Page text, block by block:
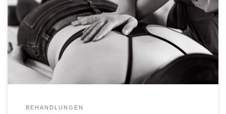
des menschlichen Körpers. Sie wurde im Jahr 1874 vom
amerikanischen Mediziner Dr. Andrew Taylor Still
begründet. Die Behandlung wird individuell an die
Bedürfnisse der Patient*innen angepasst. Der
Grundgedanke der Osteopathie ist, dass der Körper […]
BEHANDLUNGEN